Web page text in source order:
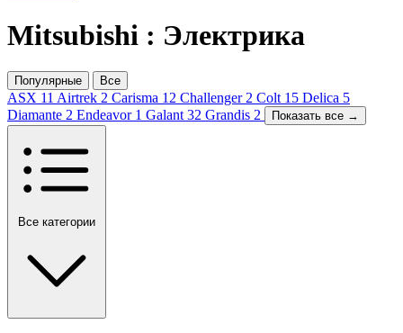
Mitsubishi : Электрика
Популярные Все
ASX 11 Airtrek 2 Carisma 12 Challenger 2 Colt 15 Delica 5
Diamante 2 Endeavor 1 Galant 32 Grandis 2 Показать все →
Все категории